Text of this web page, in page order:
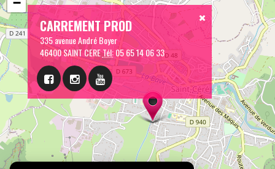
CARREMENT PROD
335 avenue André Boyer
46400 SAINT CERETél:05 65 14 06 33